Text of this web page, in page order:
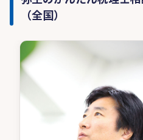
（全国）